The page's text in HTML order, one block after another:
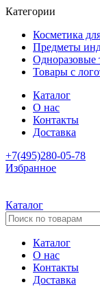
Категории
Косметика
Предметы
Одноразовые
Товары с
Каталог
О нас
Контакты
Доставка
+7(495)280-05-78
Избранное
Каталог
Каталог
О нас
Контакты
Доставка